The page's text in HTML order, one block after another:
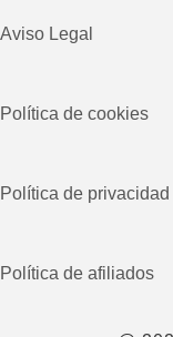
Aviso Legal
Política de cookies
Política de privacidad
Política de afiliados